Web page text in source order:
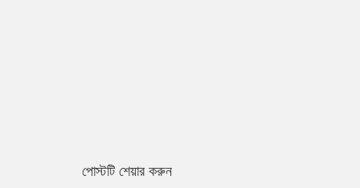
পোস্টটি শেয়ার করুন